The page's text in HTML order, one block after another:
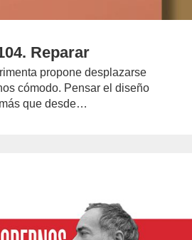
Reparar
propone desplazarse
cómodo. Pensar el diseño
que desde…